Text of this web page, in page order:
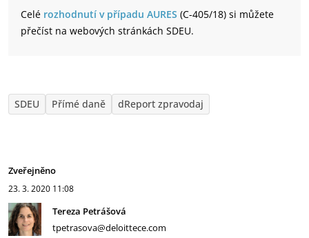
Celé rozhodnutí v případu AURES (C-405/18) si můžete
přečíst na webových stránkách SDEU.
SDEU Přímé daně dReport zpravodaj
Zveřejněno
23. 3. 2020 11:08
Tereza Petrášová
tpetrasova@deloittece.com